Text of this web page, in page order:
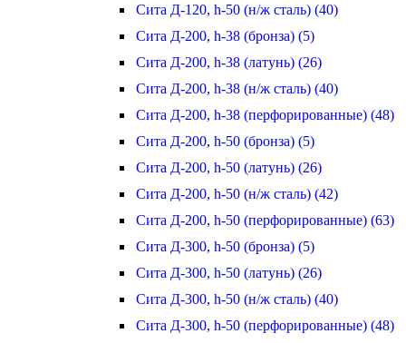
Сита Д-120, h-50 (н/ж сталь) (40)
Сита Д-200, h-38 (бронза) (5)
Сита Д-200, h-38 (латунь) (26)
Сита Д-200, h-38 (н/ж сталь) (40)
Сита Д-200, h-38 (перфорированные) (48)
Сита Д-200, h-50 (бронза) (5)
Сита Д-200, h-50 (латунь) (26)
Сита Д-200, h-50 (н/ж сталь) (42)
Сита Д-200, h-50 (перфорированные) (63)
Сита Д-300, h-50 (бронза) (5)
Сита Д-300, h-50 (латунь) (26)
Сита Д-300, h-50 (н/ж сталь) (40)
Сита Д-300, h-50 (перфорированные) (48)